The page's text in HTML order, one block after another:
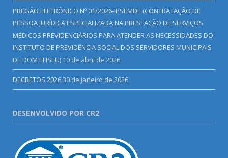
PREGÃO ELETRÔNICO Nº 01/2026-IPSEMDE (CONTRATAÇÃO DE
PESSOA JURÍDICA ESPECIALIZADA NA PRESTAÇÃO DE SERVIÇOS
MÉDICOS PREVIDENCIÁRIOS PARA ATENDER AS NECESSIDADES DO
INSTITUTO DE PREVIDÊNCIA SOCIAL DOS SERVIDORES MUNICIPAIS
DE DOM ELISEU) 10 de abril de 2026
DECRETOS 202630 de janeiro de 2026
DESENVOLVIDO POR CR2